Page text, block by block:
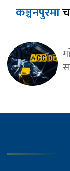
कञ्चनपुरमा